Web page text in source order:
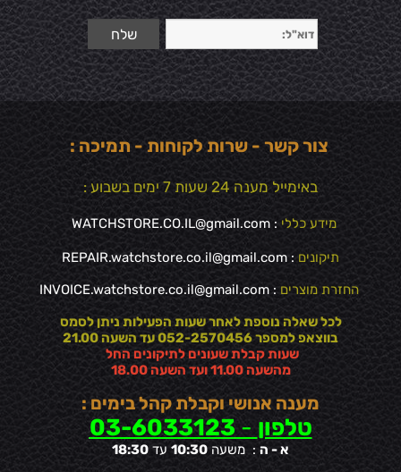
צור קשר - שרות לקוחות - תמיכה :
באימייל מענה 24 שעות 7 ימים בשבוע :
מידע כללי :
WATCHSTORE.CO.IL@gmail.com
תיקונים : REPAIR.watchstore.co.il@gmail.com
החזרת מוצרים :
INVOICE.watchstore.co.il@gmail.com
לכל שאלה נוספת לאחר שעות הפעילות ניתן לסמס
בווצאפ למספר 052-2570456 עד השעה 21.00
שעות קבלת שעונים לתיקונים החל
מהשעה 11.00 ועד השעה 18.00
מענה אנושי וקבלת קהל בימים :
טלפון -
03-6033123
א - ה : משעה 10:30 עד 18:30